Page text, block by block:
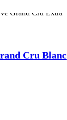
Cru Blanc